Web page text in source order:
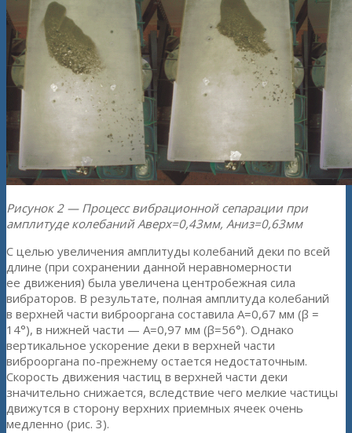
Рисунок 2 — Процесс вибрационной сепарации при
амплитуде колебаний Аверх=0,43мм, Аниз=0,63мм
С целью увеличения амплитуды колебаний деки по всей
длине (при сохранении данной неравномерности
ее движения) была увеличена центробежная сила
вибраторов. В результате, полная амплитуда колебаний
в верхней части виброоргана составила А=0,67 мм (β =
14°), в нижней части — А=0,97 мм (β=56°). Однако
вертикальное ускорение деки в верхней части
виброоргана по-прежнему остается недостаточным.
Скорость движения частиц в верхней части деки
значительно снижается, вследствие чего мелкие частицы
движутся в сторону верхних приемных ячеек очень
медленно (рис. 3).